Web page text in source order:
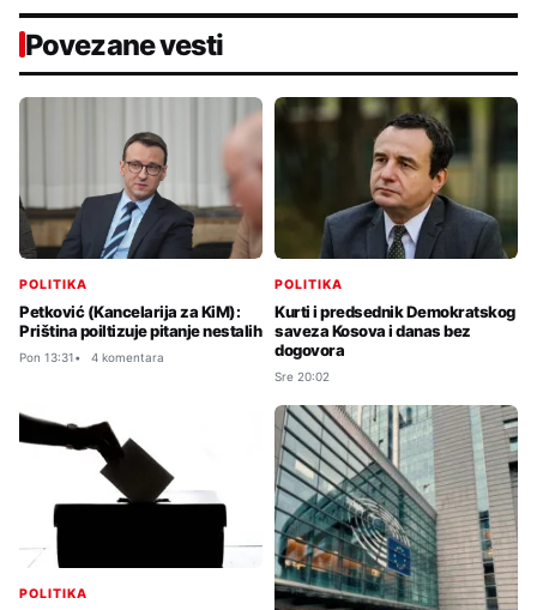
Povezane vesti
POLITIKA
Petković (Kancelarija za KiM):
Priština poiltizuje pitanje nestalih
Pon 13:31 4 komentara
POLITIKA
Kurti i predsednik Demokratskog
saveza Kosova i danas bez
dogovora
Sre 20:02
POLITIKA